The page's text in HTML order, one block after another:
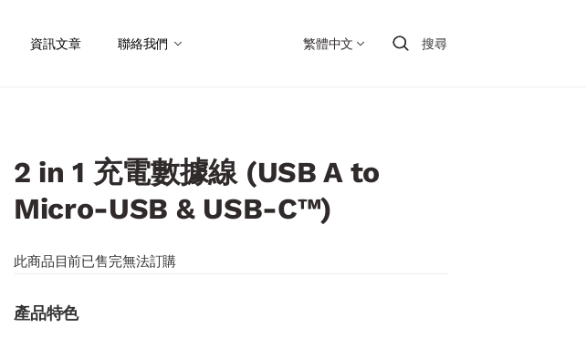
資訊文章 聯絡我們 繁體中文 搜尋
2 in 1 充電數據線 (USB A to
Micro-USB & USB-C™)
此商品目前已售完無法訂購
產品特色